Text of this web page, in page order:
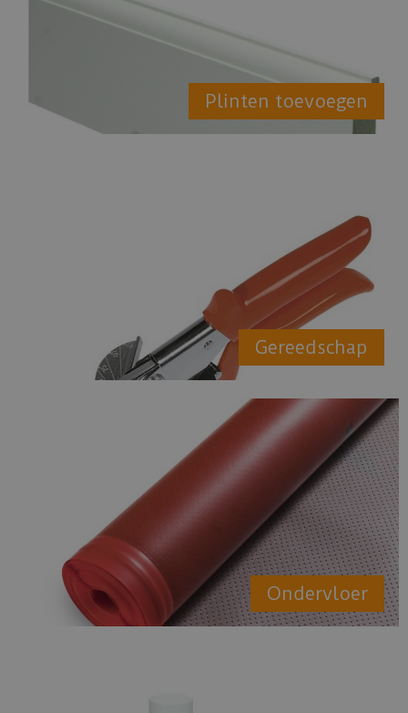
Plinten toevoegen
Gereedschap
Ondervloer